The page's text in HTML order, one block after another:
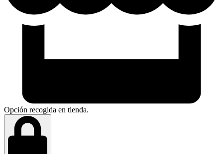
Opción recogida en tienda.